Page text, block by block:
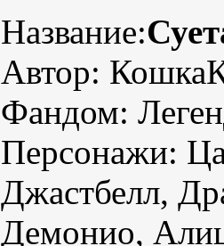
Название:
Автор:
Фандом:
Персонажи:
Джастбелл,
Демонио,